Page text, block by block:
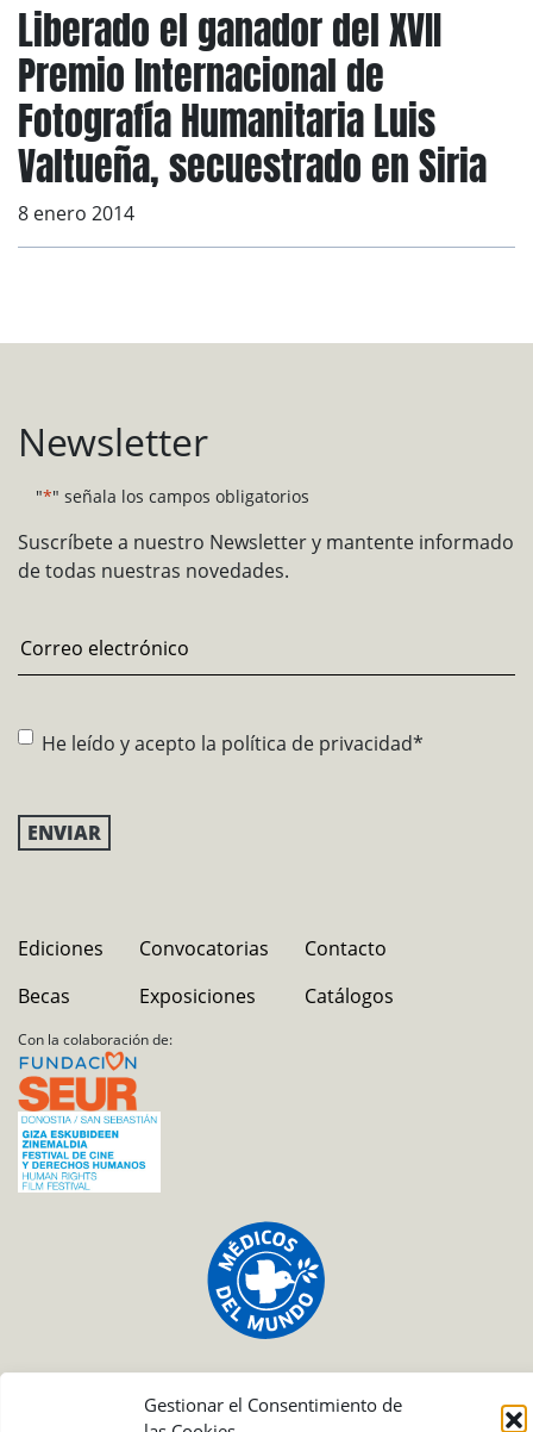
Gestionar el Consentimiento de
Liberado el ganador del XVII
Premio Internacional de
Fotografía Humanitaria Luis
Valtueña, secuestrado en Siria
8 enero 2014
Newsletter
"*" señala los campos obligatorios
Suscríbete a nuestro Newsletter y mantente informado
de todas nuestras novedades.
Email*
Consentimiento*
He leído y acepto la política de privacidad*
Ediciones
Becas
Convocatorias
Exposiciones
Contacto
Catálogos
Con la colaboración de: